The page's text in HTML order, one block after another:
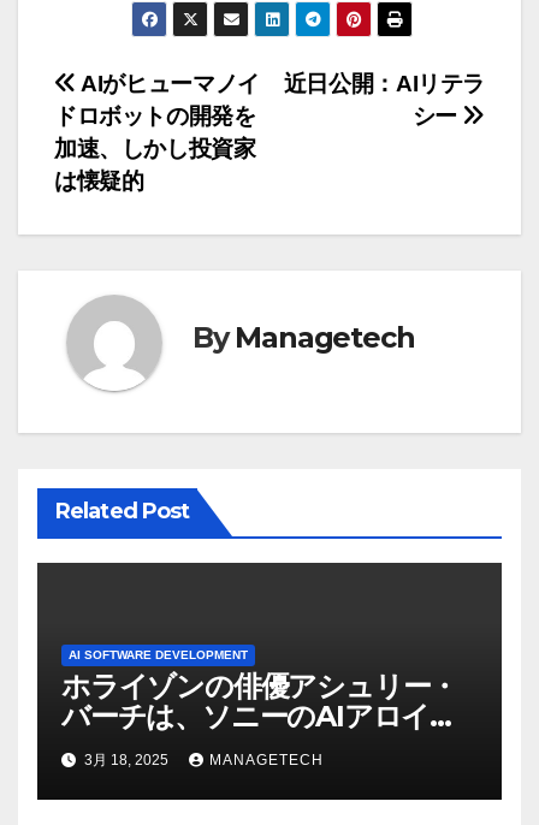
投
稿
ナ
ビ
ゲ
ー
シ
ョ
ン
近日公開：AIリテラ
シー
AIがヒューマノイ
ドロボットの開発を
加速、しかし投資家
は懐疑的
ByManagetech
Related Post
AI SOFTWARE DEVELOPMENT
ホライゾンの俳優アシュリー・
バーチは、ソニーのAIアロイの
ビデオを見て「ゲームパフォー
マンスという芸術形式に不安を
感じた」と語る – IGN
3月 18, 2025 MANAGETECH